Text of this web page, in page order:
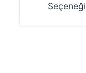
Seçeneği